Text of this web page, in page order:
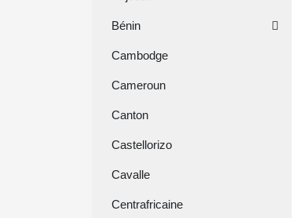
Bénin
Cambodge
Cameroun
Canton
Castellorizo
Cavalle
Centrafricaine